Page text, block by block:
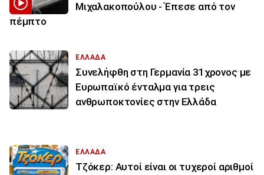
Μιχαλακοπούλου - Έπεσε από τον
πέμπτο
ΕΛΛΑΔΑ
Συνελήφθη στη Γερμανία 31χρονος με
Ευρωπαϊκό ένταλμα για τρεις
ανθρωποκτονίες στην Ελλάδα
ΕΛΛΑΔΑ
Τζόκερ: Αυτοί είναι οι τυχεροί αριθμοί